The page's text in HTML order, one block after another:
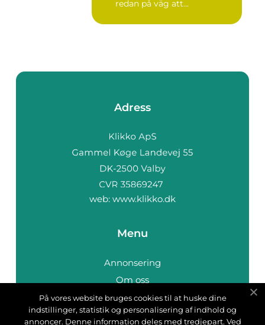
redan på väg att...
Adress
web: www.klikko.dk
Menu
Annonsering
Om oss
Cookies
Kontakta oss
På vores website bruges cookies til at huske dine
indstillinger, statistik og personalisering af indhold og
annoncer. Denne information deles med tredjepart. Ved